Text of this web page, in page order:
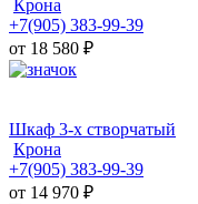
Крона
+7(905) 383-99-39
от 18 580 ₽
Шкаф 3-х створчатый
Крона
+7(905) 383-99-39
от 14 970 ₽